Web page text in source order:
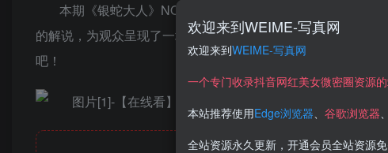
本期《银蛇大人》NO.012期在线热播，带你领略抖音世
的解说，为观众呈现了一场别开生面的网络探索之旅。不论
吧！
欢迎来到WEIME-写真网
欢迎来到WEIME-写真网
一个专门收录抖音网红美女微密圈资源
本站推荐使用Edge浏览器、 谷歌浏览器、
全站资源永久更新，开通会员全站资源